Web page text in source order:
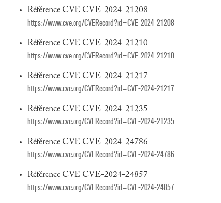
Référence CVE CVE-2024-21208
https://www.cve.org/CVERecord?id=CVE-2024-21208
Référence CVE CVE-2024-21210
https://www.cve.org/CVERecord?id=CVE-2024-21210
Référence CVE CVE-2024-21217
https://www.cve.org/CVERecord?id=CVE-2024-21217
Référence CVE CVE-2024-21235
https://www.cve.org/CVERecord?id=CVE-2024-21235
Référence CVE CVE-2024-24786
https://www.cve.org/CVERecord?id=CVE-2024-24786
Référence CVE CVE-2024-24857
https://www.cve.org/CVERecord?id=CVE-2024-24857